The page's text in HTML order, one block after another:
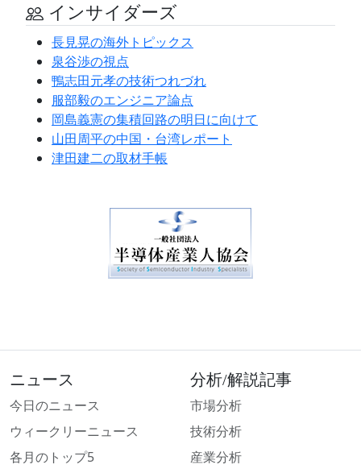
インサイダーズ
長見晃の海外トピックス
泉谷渉の視点
鴨志田元孝の技術つれづれ
服部毅のエンジニア論点
岡島義憲の集積回路の明日に向けて
山田周平の中国・台湾レポート
津田建二の取材手帳
ニュース
今日のニュース
ウィークリーニュース
各月のトップ5
分析/解説記事
市場分析
技術分析
産業分析